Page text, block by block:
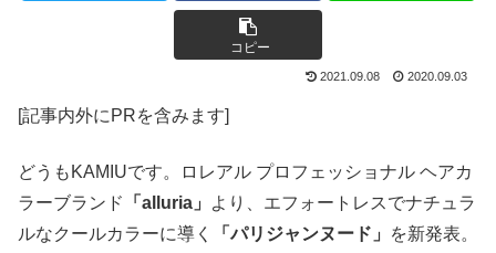
コピー
2021.09.08 2020.09.03
[記事内外にPRを含みます]
どうもKAMIUです。ロレアル プロフェッショナル ヘアカ
ラーブランド
「alluria」
より、エフォートレスでナチュラ
ルなクールカラーに導く
「パリジャンヌード」
を新発表。